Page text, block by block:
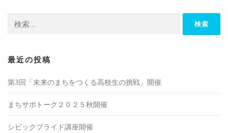
索:
最近の投稿
第3回「未来のまちをつくる高校生の挑戦」開催
まちサポトーク２０２５秋開催
シビックプライド講座開催